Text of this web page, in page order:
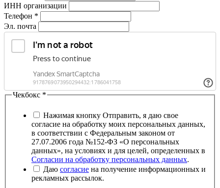
ИНН организации
Телефон *
Эл. почта
Чекбокс *
Нажимая кнопку Отправить, я даю свое
согласие на обработку моих персональных данных,
в соответствии с Федеральным законом от
27.07.2006 года №152-ФЗ «О персональных
данных», на условиях и для целей, определенных в
Согласии на обработку персональных данных.
Даю согласие на получение информационных и
рекламных рассылок.